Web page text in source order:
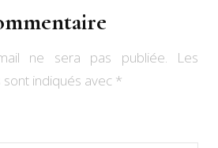
ne sera pas publiée.
Les
indiqués avec *